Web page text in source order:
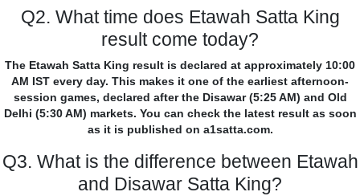
Q2. What time does Etawah Satta King
result come today?
The Etawah Satta King result is declared at approximately 10:00
AM IST every day. This makes it one of the earliest afternoon-
session games, declared after the Disawar (5:25 AM) and Old
Delhi (5:30 AM) markets. You can check the latest result as soon
as it is published on a1satta.com.
Q3. What is the difference between Etawah
and Disawar Satta King?